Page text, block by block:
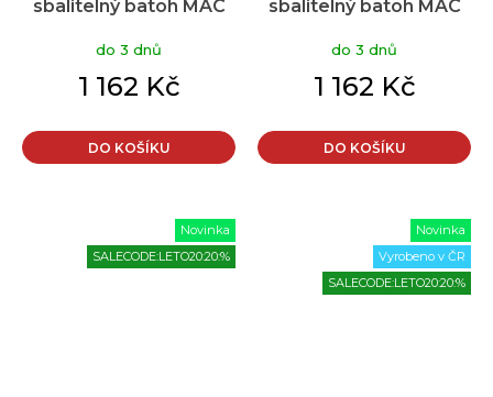
sbalitelný batoh MAC
do 3 dnů
1 162 Kč
DO KOŠÍKU
sbalitelný batoh MAC
do 3 dnů
1 162 Kč
DO KOŠÍKU
Novinka
SALECODE:LETO20:20:%
Novinka
Vyrobeno v ČR
SALECODE:LETO20:20:%